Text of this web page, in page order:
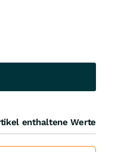
enthaltene Werte